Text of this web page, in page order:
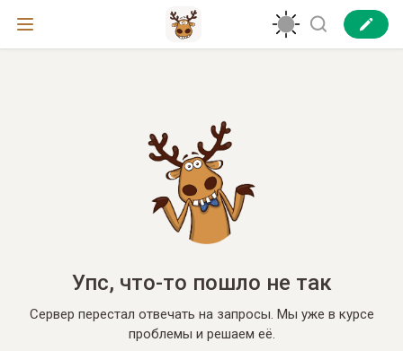
Упс, что-то пошло не так
Сервер перестал отвечать на запросы. Мы уже в курсе
проблемы и решаем её.